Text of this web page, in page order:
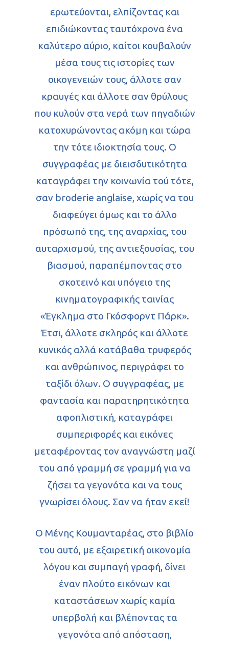
ερωτεύονται, ελπίζοντας και
επιδιώκοντας ταυτόχρονα ένα
καλύτερο αύριο, καίτοι κουβαλούν
μέσα τους τις ιστορίες των
οικογενειών τους, άλλοτε σαν
κραυγές και άλλοτε σαν θρύλους
που κυλούν στα νερά των πηγαδιών
κατοχυρώνοντας ακόμη και τώρα
την τότε ιδιοκτησία τους. Ο
συγγραφέας με διεισδυτικότητα
καταγράφει την κοινωνία τού τότε,
σαν broderie anglaise, χωρίς να του
διαφεύγει όμως και το άλλο
πρόσωπό της, της αναρχίας, του
αυταρχισμού, της αντιεξουσίας, του
βιασμού, παραπέμποντας στο
σκοτεινό και υπόγειο της
κινηματογραφικής ταινίας
«Έγκλημα στο Γκόσφορντ Πάρκ».
Έτσι, άλλοτε σκληρός και άλλοτε
κυνικός αλλά κατάβαθα τρυφερός
και ανθρώπινος, περιγράφει το
ταξίδι όλων. Ο συγγραφέας, με
φαντασία και παρατηρητικότητα
αφοπλιστική, καταγράφει
συμπεριφορές και εικόνες
μεταφέροντας τον αναγνώστη μαζί
του από γραμμή σε γραμμή για να
ζήσει τα γεγονότα και να τους
γνωρίσει όλους. Σαν να ήταν εκεί!
Ο Μένης Κουμανταρέας, στο βιβλίο
του αυτό, με εξαιρετική οικονομία
λόγου και συμπαγή γραφή, δίνει
έναν πλούτο εικόνων και
καταστάσεων χωρίς καμία
υπερβολή και βλέποντας τα
γεγονότα από απόσταση,
Πεζογραφία
Ποίηση
Παιδικά
Εικαστικά
Θεάματα
Κινηματογράφος
Θέατρο & Τέχνες
Διηγήματα
Συνεντεύξεις
Παρουσιάσεις
Αρχείο
Φωτογραφίες
Video
Επικοινωνία
Θέατρο &